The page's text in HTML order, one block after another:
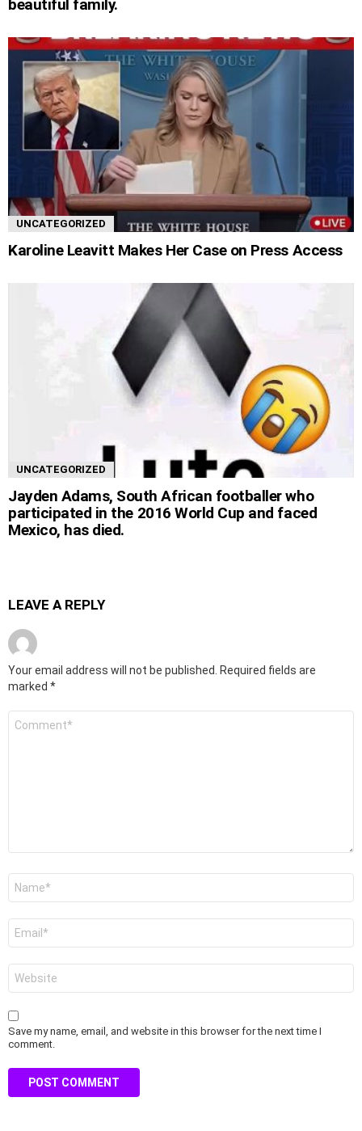
beautiful family.
UNCATEGORIZED
Karoline Leavitt Makes Her Case on Press Access
UNCATEGORIZED
Jayden Adams, South African footballer who
participated in the 2016 World Cup and faced
Mexico, has died.
LEAVE A REPLY
Your email address will not be published.
Required fields are
marked *
Save my name, email, and website in this browser for the next time I
comment.